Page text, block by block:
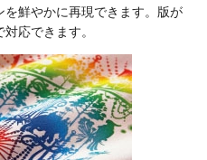
を鮮やかに再現できます。版が
応できます。